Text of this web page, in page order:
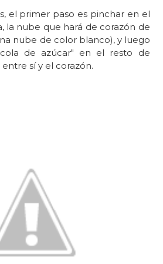
el primer paso es pinchar en el
la nube que hará de corazón de
nube de color blanco), y luego
de azúcar" en el resto de
sí y el corazón.